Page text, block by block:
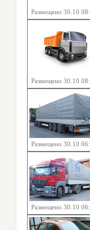
Размещено 30.10
Размещено 30.10
Размещено 30.10
Размещено 30.10